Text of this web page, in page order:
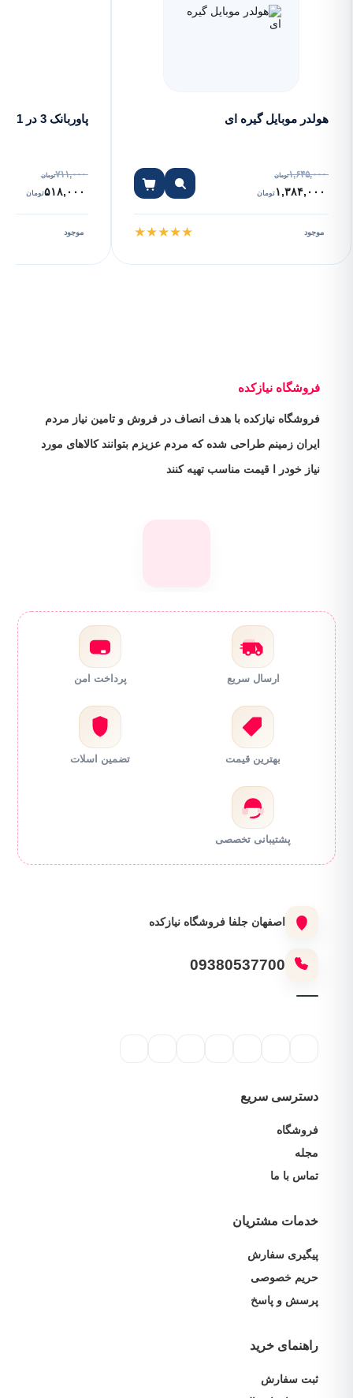
هولدر موبایل گیره ای
۱,۶۴۵,۰۰۰تومان
۱,۳۸۴,۰۰۰ تومان
موجود ★★★★★
پاوربانک 3 در 1
۷۱۱,۰۰۰تومان
۵۱۸,۰۰۰تومان
موجود
فروشگاه نیازکده
فروشگاه نیازکده با هدف انصاف در فروش و تامین نیاز مردم
ایران زمینم طراحی شده که مردم عزیزم بتوانند کالاهای مورد
نیاز خودر ا قیمت مناسب تهیه کنند
ارسال سریع پرداخت امن
بهترین قیمت تضمین اسلات
پشتیبانی تخصصی
اصفهان جلفا فروشگاه نیازکده
09380537700
دسترسی سریع
فروشگاه
مجله
تماس با ما
خدمات مشتریان
پیگیری سفارش
حریم خصوصی
پرسش و پاسخ
راهنمای خرید
ثبت سفارش